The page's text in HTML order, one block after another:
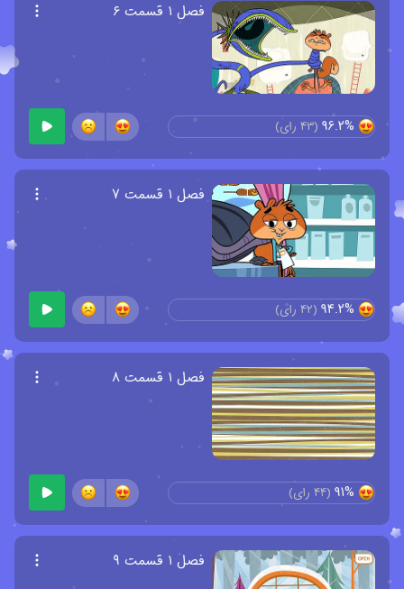
فصل ۱ قسمت ۶
96.2%
(
43 رای)
فصل ۱ قسمت ۷
94.2%
(
42 رای)
فصل ۱ قسمت ۸
91%
(
44 رای)
فصل ۱ قسمت ۹